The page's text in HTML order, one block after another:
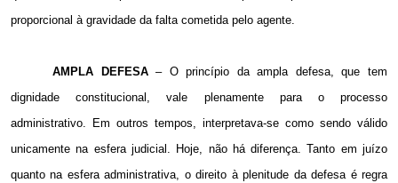
proporcional à gravidade da falta cometida pelo agente.
AMPLA DEFESA– O princípio da ampla defesa, que tem
dignidade constitucional, vale plenamente para o processo
administrativo. Em outros tempos, interpretava-se como sendo válido
unicamente na esfera judicial. Hoje, não há diferença. Tanto em juízo
quanto na esfera administrativa, o direito à plenitude da defesa é regra